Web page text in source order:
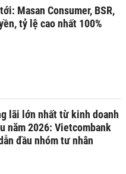
Masan Consumer, BSR,
tỷ lệ cao nhất 100%
lãi lớn nhất từ kinh doanh
năm 2026: Vietcombank
đầu nhóm tư nhân